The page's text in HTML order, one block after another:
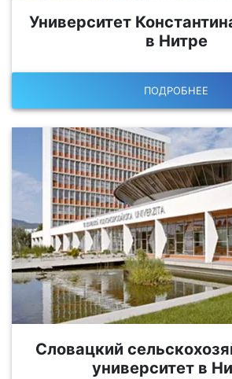
Университет
в Нитре
ПОДРОБНЕЕ
Словацкий
университет в